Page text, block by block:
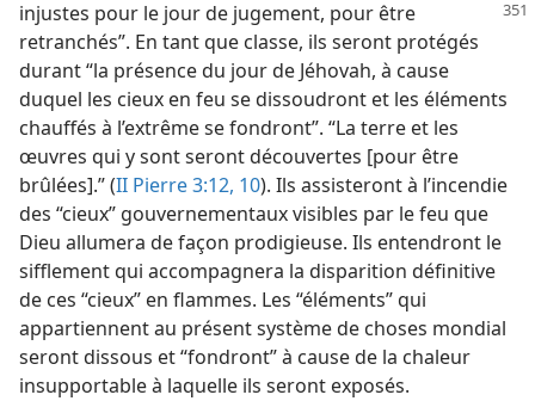
injustes pour le jour de jugement, pour être
retranchés”. En tant que classe, ils seront protégés
durant “la présence du jour de Jéhovah, à cause
duquel les cieux en feu se dissoudront et les éléments
chauffés à l’extrême se fondront”. “La terre et les
œuvres qui y sont seront découvertes [pour être
brûlées].” (II Pierre 3:12, 10). Ils assisteront à l’incendie
des “cieux” gouvernementaux visibles par le feu que
Dieu allumera de façon prodigieuse. Ils entendront le
sifflement qui accompagnera la disparition définitive
de ces “cieux” en flammes. Les “éléments” qui
appartiennent au présent système de choses mondial
seront dissous et “fondront” à cause de la chaleur
insupportable à laquelle ils seront exposés.